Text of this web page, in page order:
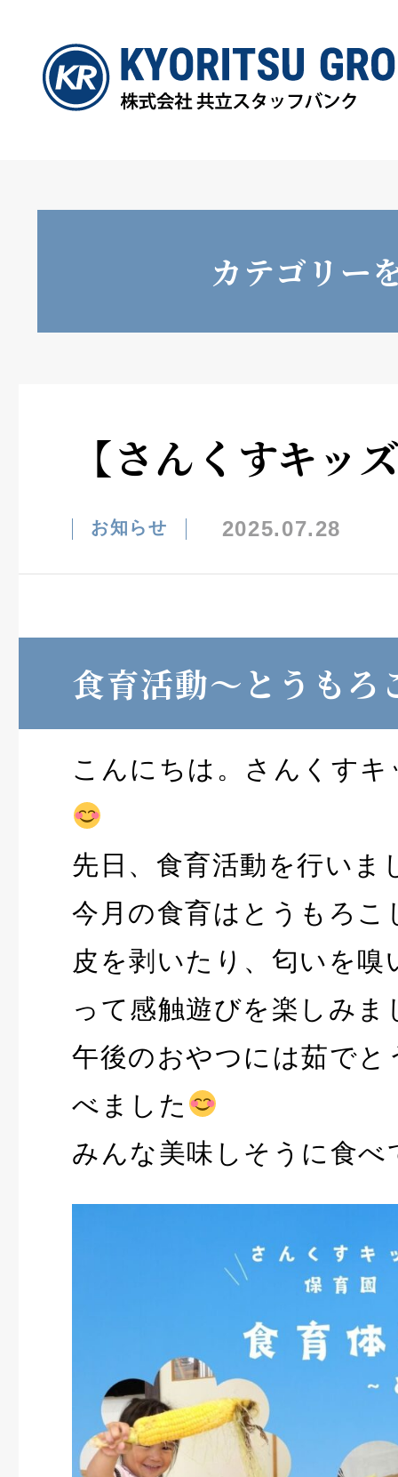
カテゴリー
【さんくすキッ
お知らせ 2025.07.28
食育活動～とうもろ
こんにちは。さんくす
先日、食育活動を行いま
今月の食育はとうもろこ
皮を剥いたり、匂いを嗅
って感触遊びを楽しみま
午後のおやつには茹でと
べました
みんな美味しそうに食べ